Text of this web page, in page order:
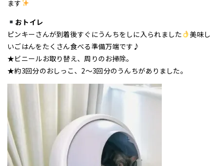
ます
おトイレ
ピンキーさんが到着後すぐにうんちをしに入られました
美味し
いごはんをたくさん食べる準備万端です♪
★ビニールお取り替え、周りのお掃除。
★約3回分のおしっこ、2〜3回分のうんちがありました。